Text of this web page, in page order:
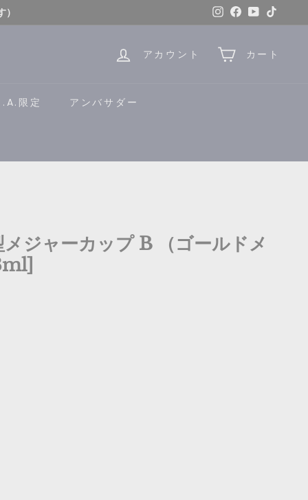
Instagram
Facebook
YouTube
アカウント カート
限定 アンバサダー
ジャーカップ B （ゴールドメ